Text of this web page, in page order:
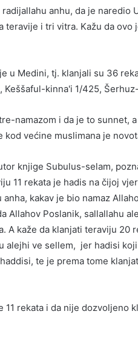
anhu, da je naredio
teravije i tri vitra. Kažu da ovo
u Medini, tj. klanjali su 36
kinna'i 1/425,
namazom i da je to sunnet,
kod većine muslimana je
knjige Subulus-selam,
11 rekata je hadis na čijoj
kakav je bio namaz
Allahov Poslanik, sallallahu
A kaže da klanjati teraviju 20
alejhi ve sellem, jer hadisi
te je prema tome
rekata i da nije dozvoljeno